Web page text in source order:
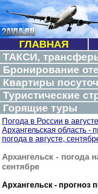
ГЛАВНАЯ
ТАКСИ,
Бронирование
Квартиры
Туристические
Горящие туры
Погода в России в
Архангельская область -
погода в августе,
Архангельск - погода
сентябре
Архангельск - прогноз